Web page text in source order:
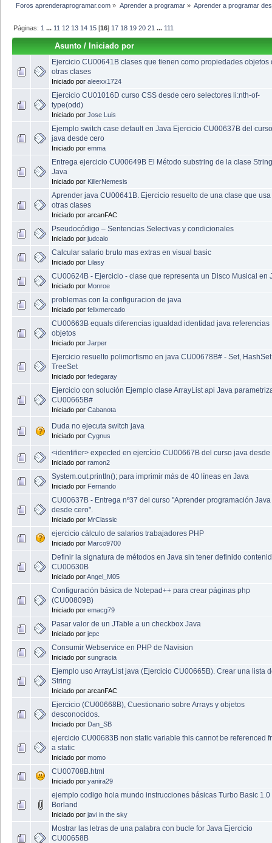
Foros aprenderaprogramar.com » Aprender a programar» Aprender a programar
Páginas: 1 ... 11 12 13 14 15 [16] 17 18 19 20 21 ... 111
Asunto /Iniciado por
Ejercicio CU00641B clases que tienen como propiedades objetos
otras clases
Iniciado por aleexx1724
Ejercicio CU01016D curso CSS desde cero selectores li:nth-of-
type(odd)
Iniciado por Jose Luis
Ejemplo switch case default en Java Ejercicio CU00637B del curso
java desde cero
Iniciado por emma
Entrega ejercicio CU00649B El Método substring de la clase String
Java
Iniciado por KillerNemesis
Aprender java CU00641B. Ejercicio resuelto de una clase que usa
otras clases
Iniciado por arcanFAC
Pseudocódigo – Sentencias Selectivas y condicionales
Iniciado por judcalo
Calcular salario bruto mas extras en visual basic
Iniciado por Lilasy
CU00624B - Ejercicio - clase que representa un Disco Musical en
Iniciado por Monroe
problemas con la configuracion de java
Iniciado por felixmercado
CU00663B equals diferencias igualdad identidad java referencias
objetos
Iniciado por Jarper
Ejercicio resuelto polimorfismo en java CU00678B# - Set,
TreeSet
Iniciado por fedegaray
Ejercicio con solución Ejemplo clase ArrayList api Java
CU00665B#
Iniciado por Cabanota
Duda no ejecuta switch java
Iniciado por Cygnus
<identifier> expected en ejercício CU00667B del curso java desde
Iniciado por ramon2
System.out.println(); para imprimir más de 40 líneas en Java
Iniciado por Fernando
CU00637B - Entrega nº37 del curso "Aprender programación Java
desde cero".
Iniciado por MrClassic
ejercicio cálculo de salarios trabajadores PHP
Iniciado por Marco9700
Definir la signatura de métodos en Java sin tener definido
CU00630B
Iniciado porAngel_M05
Configuración básica de Notepad++ para crear páginas php
(CU00809B)
Iniciado por emacg79
Pasar valor de un JTable a un checkbox Java
Iniciado por jepc
Consumir Webservice en PHP de Navision
Iniciado por sungracia
Ejemplo uso ArrayList java (Ejercicio CU00665B). Crear una lista
String
Iniciado por arcanFAC
Ejercicio (CU00668B), Cuestionario sobre Arrays y objetos
desconocidos.
Iniciado por Dan_SB
ejercicio CU00683B non static variable this cannot be referenced
a static
Iniciado por momo
CU00708B.html
Iniciado por yanira29
ejemplo codigo hola mundo instrucciones básicas Turbo Basic 1.0
Borland
Iniciado por javi in the sky
Mostrar las letras de una palabra con bucle for Java Ejercicio
CU00658B